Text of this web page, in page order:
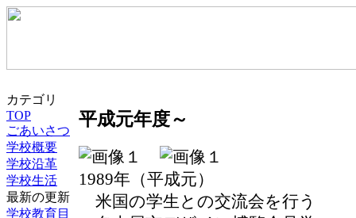
カテゴリ
TOP
ごあいさつ
学校概要
学校沿革
学校生活
最新の更新
学校教育目
平成元年度～
1989年（平成元）
米国の学生との交流会を行う